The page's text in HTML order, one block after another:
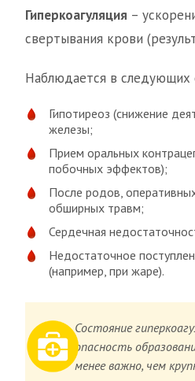
Гиперкоагуляция –
свертывания крови
Наблюдается в следующих
Гипотиреоз (снижение
железы;
Прием оральных
побочных эффектов);
После родов,
обширных травм;
Сердечная
Недостаточное
(например, при жаре).
Состояние
опасность
менее важно, чем